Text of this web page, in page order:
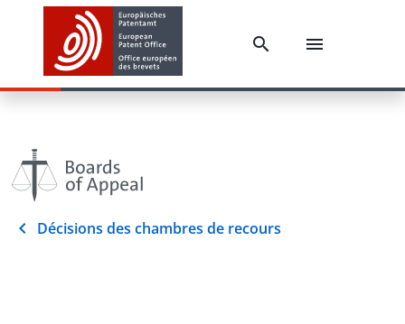
Décisions des chambres de recours